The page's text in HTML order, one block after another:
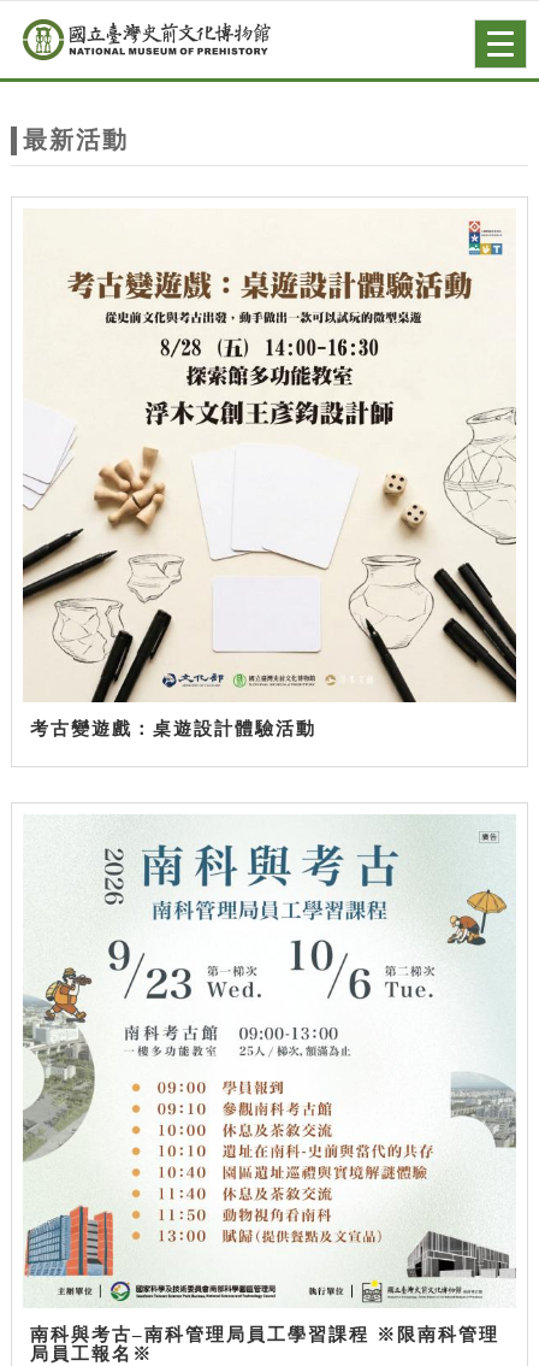
站
主
跳到主要內容
網站導覽
最新活動
考古變遊戲：桌遊設計體驗活動
南科與考古–南科管理局員工學習課程 ※限南科管理
局員工報名※